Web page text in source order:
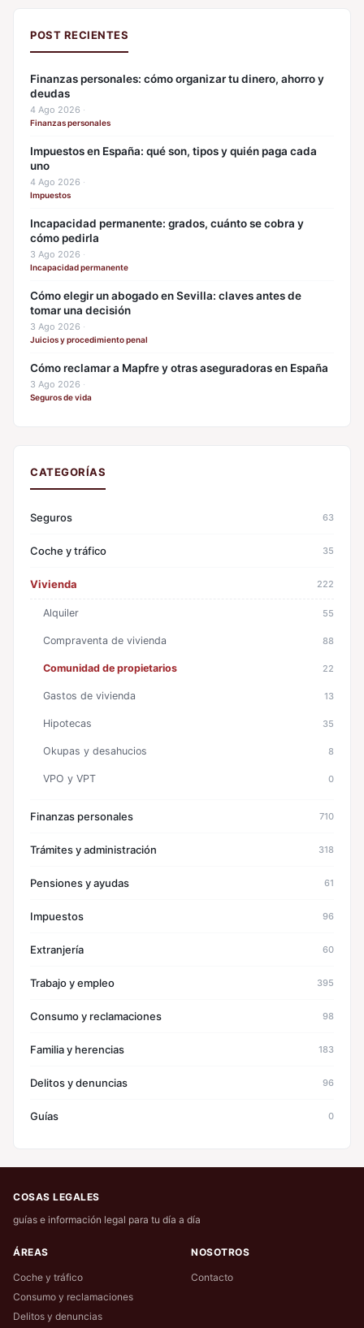
POST RECIENTES
Finanzas personales: cómo organizar tu dinero, ahorro y
deudas
4 Ago 2026 ·
Finanzas personales
Impuestos en España: qué son, tipos y quién paga cada
uno
4 Ago 2026 ·
Impuestos
Incapacidad permanente: grados, cuánto se cobra y
cómo pedirla
3 Ago 2026 ·
Incapacidad permanente
Cómo elegir un abogado en Sevilla: claves antes de
tomar una decisión
3 Ago 2026 ·
Juicios y procedimiento penal
Cómo reclamar a Mapfre y otras aseguradoras en España
3 Ago 2026 ·
Seguros de vida
CATEGORÍAS
Seguros 63
Coche y tráfico 35
Vivienda 222
Alquiler 55
Compraventa de vivienda 88
Comunidad de propietarios 22
Gastos de vivienda 13
Hipotecas 35
Okupas y desahucios 8
VPO y VPT 0
Finanzas personales 710
Trámites y administración 318
Pensiones y ayudas 61
Impuestos 96
Extranjería 60
Trabajo y empleo 395
Consumo y reclamaciones 98
Familia y herencias 183
Delitos y denuncias 96
Guías 0
COSAS LEGALES
guías e información legal para tu día a día
ÁREAS
Coche y tráfico
Consumo y reclamaciones
Delitos y denuncias
NOSOTROS
Contacto